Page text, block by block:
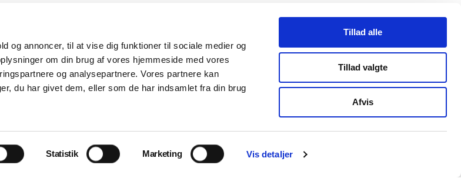
og annoncer, til at vise dig funktioner til sociale medier og
om din brug af vores hjemmeside med vores
og analysepartnere. Vores partnere kan
du har givet dem, eller som de har indsamlet fra din brug
Statistik Marketing Vis detaljer
Tillad alle
Tillad valgte
Afvis